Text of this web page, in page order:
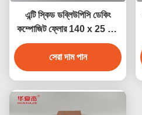
এন্টি স্কিড ডব্লিউপিসি ডেকিং
কম্পোজিট ফ্লোর 140 x 25 মিমি
বাদামী কফি ধূসর সেগুন কাঠের রঙ
সেরা দাম পান